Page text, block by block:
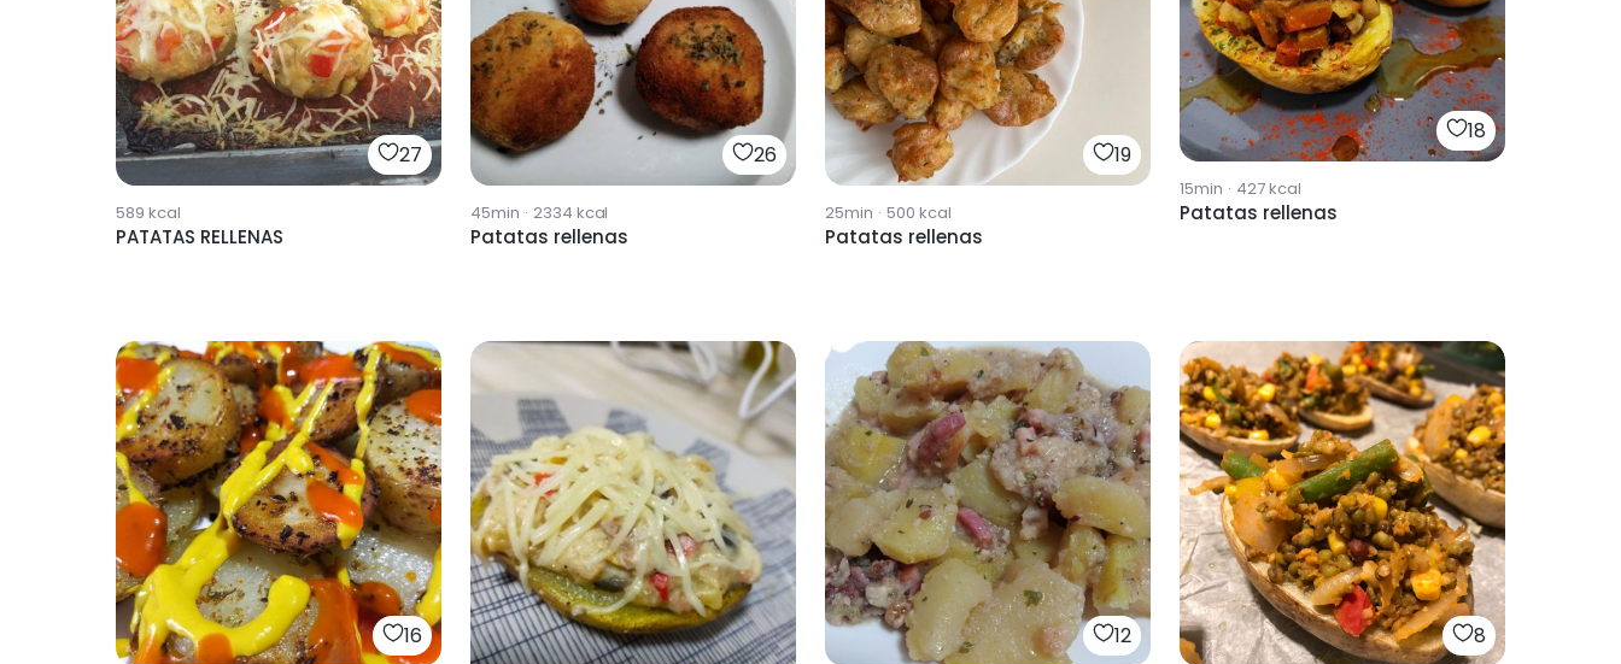
27
589 kcal
PATATAS RELLENAS
26
45min · 2334 kcal
Patatas rellenas
19
25min · 500 kcal
Patatas rellenas
18
15min · 427kcal
Patatas rellenas
16 12 8